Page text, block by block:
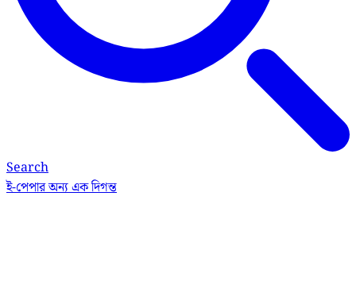
Search
ই-পেপারঅন্য এক দিগন্ত